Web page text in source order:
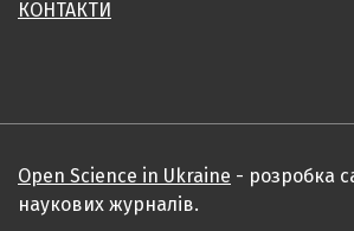
КОНТАКТИ
Open Science in Ukraine - розробка
наукових журналів.